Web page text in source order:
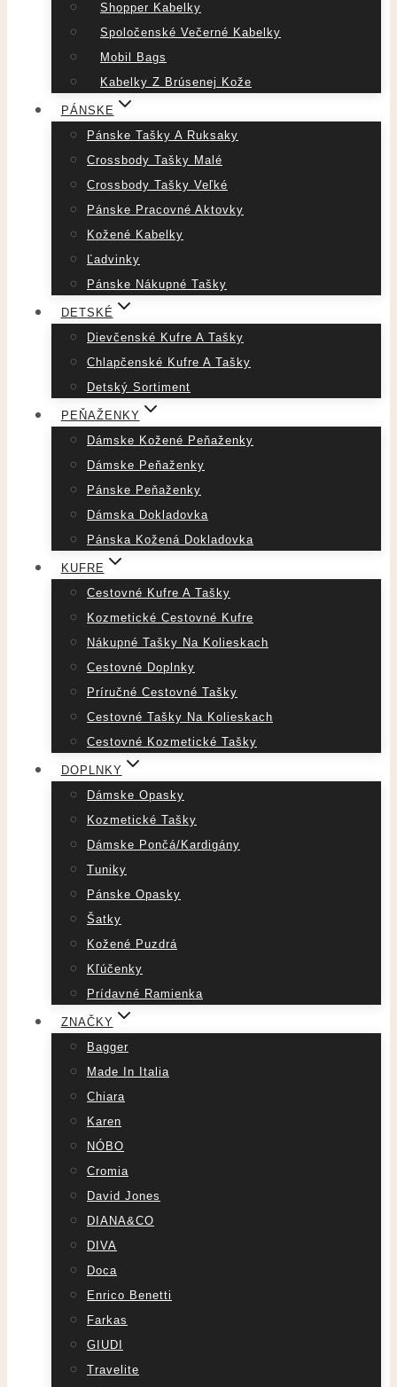
Shopper Kabelky
Spoločenské Večerné Kabelky
Mobil Bags
Kabelky Z Brúsenej Kože
PÁNSKE
Pánske Tašky A Ruksaky
Crossbody Tašky Malé
Crossbody Tašky Veľké
Pánske Pracovné Aktovky
Kožené Kabelky
Ľadvinky
Pánske Nákupné Tašky
DETSKÉ
Dievčenské Kufre A Tašky
Chlapčenské Kufre A Tašky
Detský Sortiment
PEŇAŽENKY
Dámske Kožené Peňaženky
Dámske Peňaženky
Pánske Peňaženky
Dámska Dokladovka
Pánska Kožená Dokladovka
KUFRE
Cestovné Kufre A Tašky
Kozmetické Cestovné Kufre
Nákupné Tašky Na Kolieskach
Cestovné Doplnky
Príručné Cestovné Tašky
Cestovné Tašky Na Kolieskach
Cestovné Kozmetické Tašky
DOPLNKY
Dámske Opasky
Kozmetické Tašky
Dámske Pončá/Kardigány
Tuniky
Pánske Opasky
Šatky
Kožené Puzdrá
Kľúčenky
Prídavné Ramienka
ZNAČKY
Bagger
Made In Italia
Chiara
Karen
NÓBO
Cromia
David Jones
DIANA&CO
DIVA
Doca
Enrico Benetti
Farkas
GIUDI
Travelite